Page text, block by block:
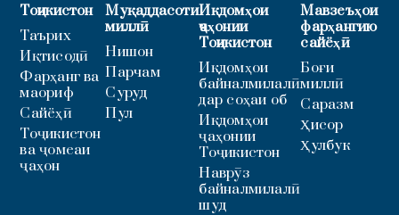
Тоҷикистон
Таърих
Иқтисодӣ
Фарҳанг ва
маориф
Сайёҳӣ
Тоҷикистон
ва ҷомеаи
ҷаҳон
Муқаддасоти
миллӣ
Нишон
Парчам
Суруд
Пул
Иқдомҳои
ҷаҳонии
Тоҷикистон
Иқдомҳои
байналмилалӣ
дар соҳаи об
Иқдомҳои
ҷаҳонии
Тоҷикистон
Наврӯз
байналмилалӣ
шуд
Мавзеъҳои
фарҳангию
сайёҳӣ
Боғи
миллӣ
Саразм
Ҳисор
Ҳулбук